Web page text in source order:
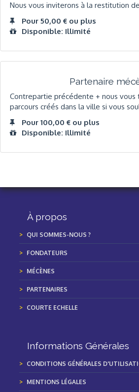
Nous vous inviterons à la restitution
Pour 50,00 € ou plus
Disponible: Illimité
Partenaire
Contrepartie précédente + nous vous
parcours créés dans la ville si vous
Pour 100,00 € ou plus
Disponible: Illimité
À propos
QUI SOMMES-NOUS ?
FONDATEURS
MÉCÈNES
PARTENAIRES
COURTE ECHELLE
Informations Générales
CONDITIONS GÉNÉRALES
MENTIONS LÉGALES